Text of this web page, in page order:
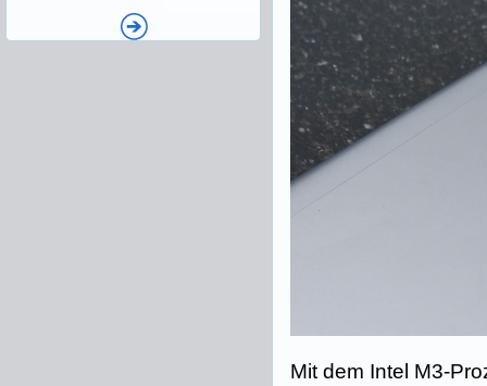
Mit dem Intel M3-